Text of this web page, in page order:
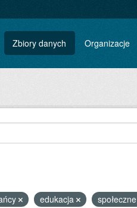
Zbiory danych Organizacje
edukacja
społeczne